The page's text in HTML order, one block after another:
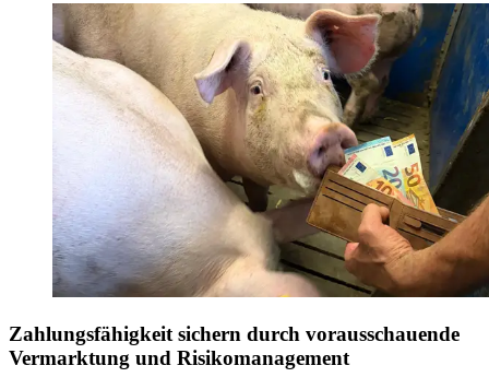
Zahlungsfähigkeit sichern durch vorausschauende
Vermarktung und Risikomanagement